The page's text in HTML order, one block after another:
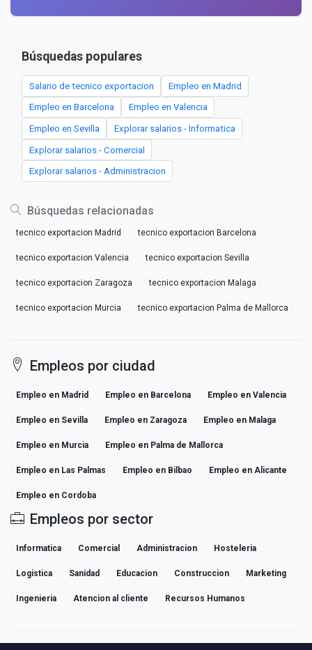
Búsquedas populares
Salario de tecnico exportacion Empleo en Madrid
Empleo en Barcelona Empleo en Valencia
Empleo en Sevilla Explorar salarios - Informatica
Explorar salarios - Comercial
Explorar salarios - Administracion
Búsquedas relacionadas
tecnico exportacion Madrid tecnico exportacion Barcelona
tecnico exportacion Valencia tecnico exportacion Sevilla
tecnico exportacion Zaragoza tecnico exportacion Malaga
tecnico exportacion Murcia tecnico exportacion Palma de Mallorca
Empleos por ciudad
Empleo en Madrid Empleo en Barcelona Empleo en Valencia
Empleo en Sevilla Empleo en Zaragoza Empleo en Malaga
Empleo en Murcia Empleo en Palma de Mallorca
Empleo en Las Palmas Empleo en Bilbao Empleo en Alicante
Empleo en Cordoba
Empleos por sector
Informatica Comercial Administracion Hosteleria
Logistica Sanidad Educacion Construccion Marketing
Ingenieria Atencion al cliente Recursos Humanos